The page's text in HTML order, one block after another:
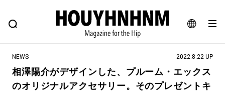
JA
EN
FEATURE BLOG SNAP
ヒップなファッション、カルチャー、ライフスタイルWEBマガジン
NEWS 2022.8.22 UP
相澤陽介がデザインした、プルーム・エックス
のオリジナルアクセサリー。そのプレゼントキ